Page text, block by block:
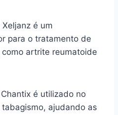
é um
para o tratamento de
artrite reumatoide
é utilizado no
ajudando as